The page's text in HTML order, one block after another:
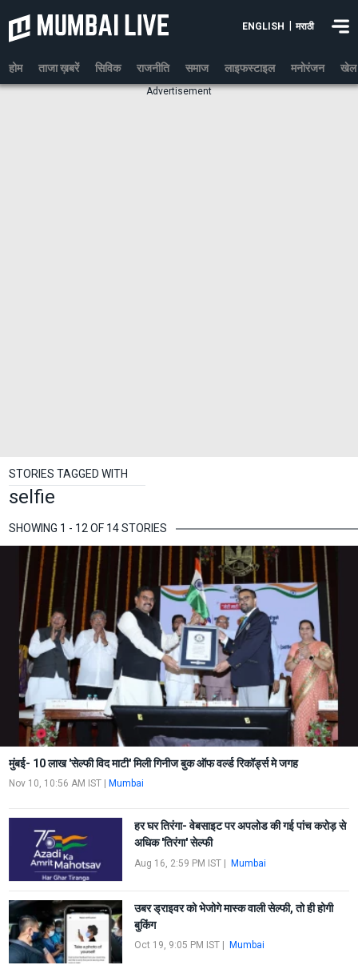
ENGLISH मराठी
होम ताजा ख़बरें सिविक राजनीति समाज लाइफस्टाइल मनोरंजन खेल
Advertisement
STORIES TAGGED WITH
selfie
SHOWING 1 - 12 OF 14 STORIES
मुंबई- 10 लाख 'सेल्फी विद माटी' मिली गिनीज बुक ऑफ वर्ल्ड रिकॉर्ड्स मे जगह
Nov 10, 10:56 AM IST Mumbai
हर घर तिरंगा- वेबसाइट पर अपलोड की गई पांच करोड़ से
अधिक 'तिरंगा' सेल्फी
Aug 16, 2:59 PM IST| Mumbai
उबर ड्राइवर को भेजोगे मास्क वाली सेल्फी, तो ही होगी
बुकिंग
Oct 19, 9:05 PM IST| Mumbai